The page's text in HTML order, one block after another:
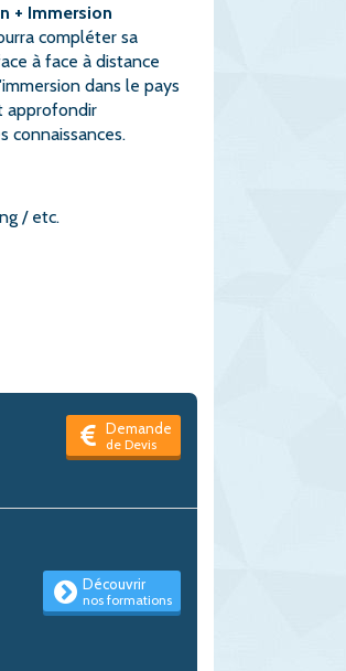
+ Immersion
compléter sa
à face à distance
dans le pays
approfondir
connaissances.
/ etc.
Demande
de Devis
Découvrir
nos formations